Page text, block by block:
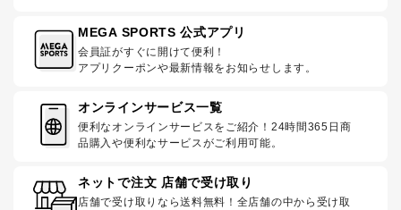
MEGA SPORTS 公式アプリ
会員証がすぐに開けて便利！
アプリクーポンや最新情報をお知らせします。
オンラインサービス一覧
便利なオンラインサービスをご紹介！24時間365日商
品購入や便利なサービスがご利用可能。
ネットで注文 店舗で受け取り
店舗で受け取りなら送料無料！全店舗の中から受け取